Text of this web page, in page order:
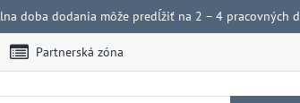
doba dodania môže predĺžiť na 2 – 4 pracovných
Partnerská zóna